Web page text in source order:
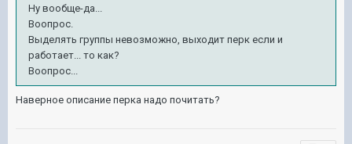
Ну вообще-да...
Воопрос.
Выделять группы невозможно, выходит перк если и
работает... то как?
Воопрос...
Наверное описание перка надо почитать?